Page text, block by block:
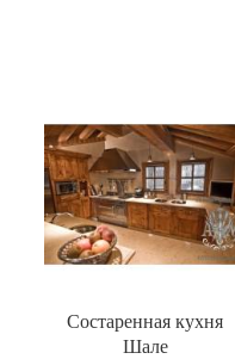
Состаренная кухня
Шале